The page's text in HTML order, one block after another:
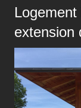
extension